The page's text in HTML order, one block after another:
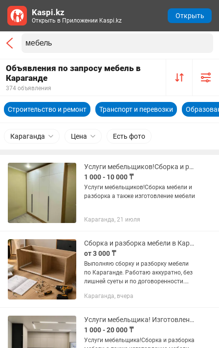
Объявления по запросу мебель в
Караганде
374 объявления
Строительство и ремонт Транспорт и перевозки
Караганда Цена Есть фото
Услуги мебельщиков!Сборка и разборка мебели а также изготовление мебели
1 000 - 10 000 ₸
Услуги мебельщиков!Сборка мебели и
разборка а также изготовление мебели
Караганда, 21 июля
Сборка и разборка мебели в Караганде
от 3 000 ₸
Выполняю сборку и разборку мебели
по Караганде. Работаю аккуратно, без
лишней суеты и по договоренности.
тумбы — комоды — кровати — столы —
Караганда, вчера
Услуги мебельщика! Изготовления мебель под любую дизайн сборка разборка
1 000 - 20 000 ₸
Услуги мебельщика!Сборка и разборка
Kaspi.kz
Открыть в Приложении Kaspi.kz
Открыть